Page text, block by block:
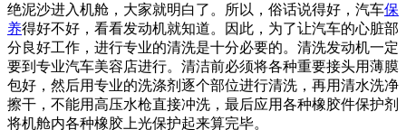
绝泥沙进入机舱，大家就明白了。所以，俗话说得好，汽车保
养得好不好，看看发动机就知道。因此，为了让汽车的心脏部
分良好工作，进行专业的清洗是十分必要的。清洗发动机一定
要到专业汽车美容店进行。清洁前必须将各种重要接头用薄膜
包好，然后用专业的洗涤剂逐个部位进行清洗，再用清水洗净
擦干，不能用高压水枪直接冲洗，最后应用各种橡胶件保护剂
将机舱内各种橡胶上光保护起来算完毕。